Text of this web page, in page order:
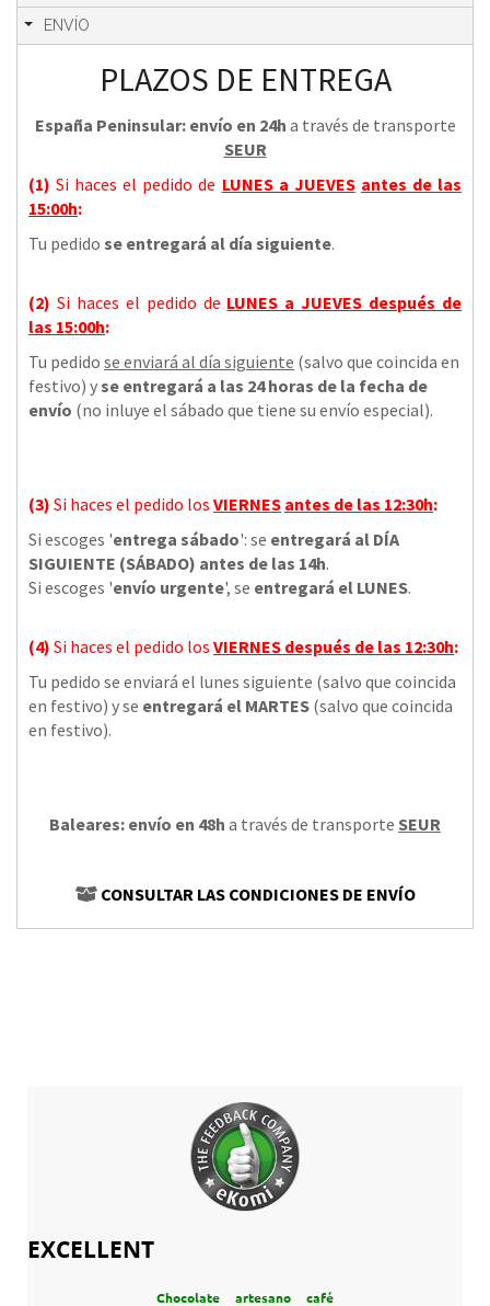
ENVÍO
PLAZOS DE ENTREGA
España Peninsular: envío en 24h a través de transporte
SEUR
(1)Si haces el pedido de LUNES a JUEVES antes de las
15:00h:
Tu pedido se entregará al día siguiente.
(2) Si haces el pedido de LUNES a JUEVES después de
las 15:00h:
Tu pedido se enviará al día siguiente (salvo que coincida en
festivo) yse entregará a las 24 horas de la fecha de
envío (no inluye el sábado que tiene su envío especial).
(3) Si haces el pedido los VIERNES antes de las 12:30h:
Si escoges 'entrega sábado': se entregará al DÍA
SIGUIENTE (SÁBADO) antes de las 14h.
Si escoges 'envío urgente', se entregará el LUNES.
(4) Si haces el pedido los VIERNES después de las 12:30h:
Tu pedido se enviará el lunes siguiente (salvo que coincida
en festivo) y se entregará el MARTES (salvo que coincida
en festivo).
Baleares: envío en 48h a través de transporte SEUR
CONSULTAR LAS CONDICIONES DE ENVÍO
EXCELLENT
Chocolate artesano café